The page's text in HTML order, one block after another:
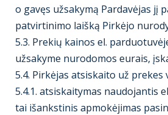
o gavęs užsakymą Pardavėjas jį
patvirtinimo laišką Pirkėjo
5.3. Prekių kainos el.
užsakyme nurodomos eurais,
5.4. Pirkėjas atsiskaito už prekes
5.4.1. atsiskaitymas naudojantis
tai išankstinis apmokėjimas